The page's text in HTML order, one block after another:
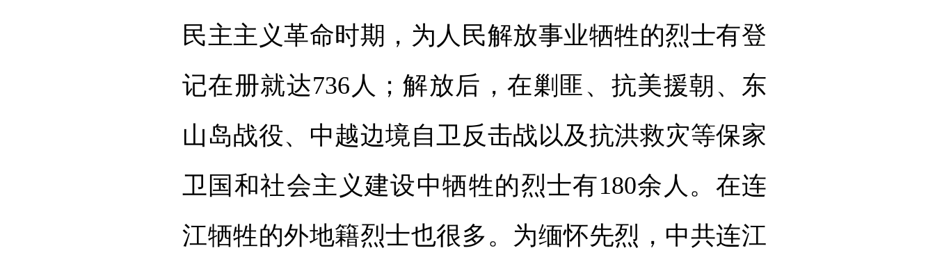
民主主义革命时期，为人民解放事业牺牲的烈士有登
记在册就达736人；解放后，在剿匪、抗美援朝、东
山岛战役、中越边境自卫反击战以及抗洪救灾等保家
卫国和社会主义建设中牺牲的烈士有180余人。在连
江牺牲的外地籍烈士也很多。为缅怀先烈，中共连江